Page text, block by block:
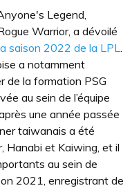
Legend,
Warrior, a dévoilé
saison 2022 de la LPL.
a notamment
de la formation PSG
au sein de l’équipe
une année passée
taiwanais a été
Hanabi et Kaiwing, et il
au sein de
2021, enregistrant de